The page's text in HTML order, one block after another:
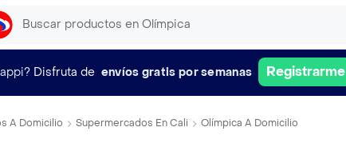
Disfruta de envíos gratis por semanas Registrarme
A Domicilio Supermercados En Cali Olímpica A Domicilio